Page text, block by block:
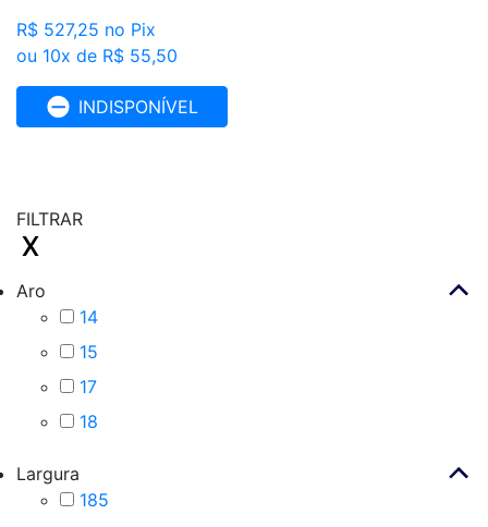
R$ 527,25 no Pix
ou 10x de R$ 55,50
INDISPONÍVEL
FILTRAR
Aro
14
15
17
18
Largura
185